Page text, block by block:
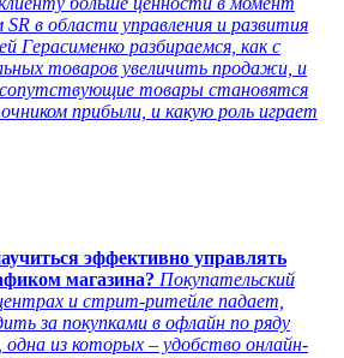
в области управления и развития
Герасименко разбираемся, как с
товаров увеличить продажи, и
сопутствующие товары становятся
прибыли, и какую роль играет
эффективно управлять
магазина? Покупательский
и стрит-ритейле падает,
за покупками в офлайн по ряду
из которых – удобство онлайн-